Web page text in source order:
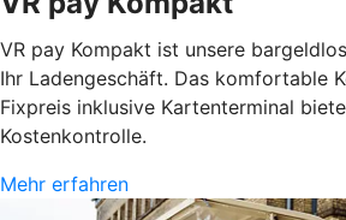
VR pay Kompakt ist unsere
Ihr Ladengeschäft. Das komfortable
Fixpreis inklusive Kartenterminal
Kostenkontrolle.
Mehr erfahren